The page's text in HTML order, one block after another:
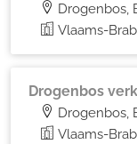
Drogenbos,
Vlaams-
Drogenbos
Drogenbos,
Vlaams-